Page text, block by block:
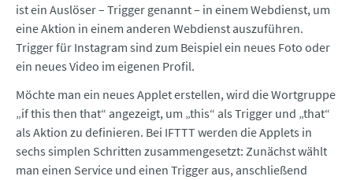
ist ein Auslöser – Trigger genannt – in einem Webdienst, um
eine Aktion in einem anderen Webdienst auszuführen.
Trigger für Instagram sind zum Beispiel ein neues Foto oder
ein neues Video im eigenen Profil.
Möchte man ein neues Applet erstellen, wird die Wortgruppe
„if this then that“ angezeigt, um „this“ als Trigger und „that“
als Aktion zu definieren. Bei IFTTT werden die Applets in
sechs simplen Schritten zusammengesetzt: Zunächst wählt
man einen Service und einen Trigger aus, anschließend